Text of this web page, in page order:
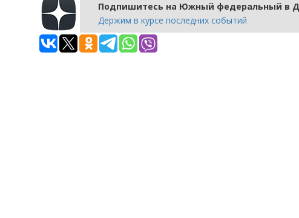
Подпишитесь на Южный федеральный в
Держим в курсе последних событий